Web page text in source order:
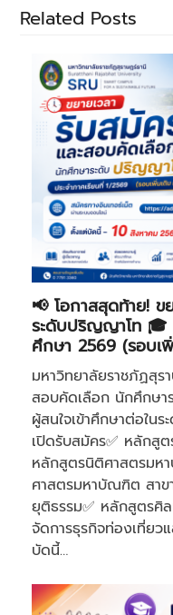
Related Posts
📢 โอกาสสุดท้าย! ข
ระดับปริญญาโท 🎓
ศึกษา 2569 (รอบเ
มหาวิทยาลัยราชภัฏสุร
สอบคัดเลือก นักศึกษา
ผู้สนใจเข้าศึกษาต่อใ
เปิดรับสมัคร✅ หลักสู
หลักสูตรนิติศาสตรมห
ศาสตรมหาบัณฑิต สาข
ยุติธรรม✅ หลักสูตรศิ
จัดการธุรกิจท่องเที่ยว
บัดนี้…